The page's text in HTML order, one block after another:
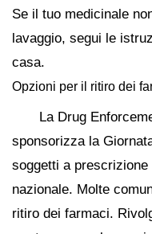
Se il tuo medicinale
lavaggio, segui le
casa.
Opzioni per il ritiro dei
La Drug
sponsorizza la
soggetti a
nazionale. Molte
ritiro dei farmaci.